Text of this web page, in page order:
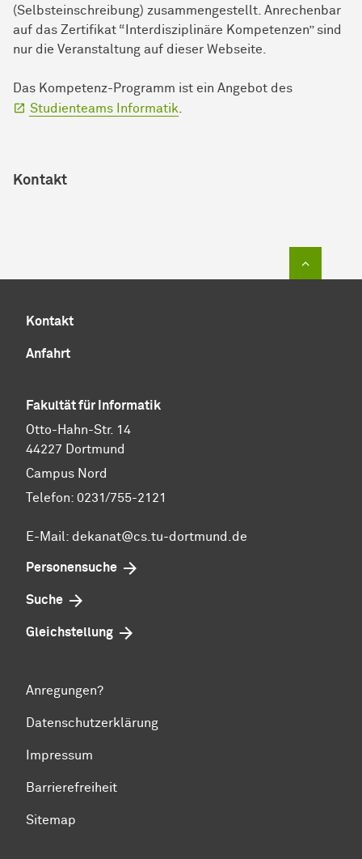
(Selbsteinschreibung) zusammengestellt. Anrechenbar
auf das Zertifikat “Interdisziplinäre Kompetenzen” sind
nur die Veranstaltung auf dieser Webseite.
Das Kompetenz-Programm ist ein Angebot des
Studienteams Informatik.
Kontakt
Kontakt
Anfahrt
Fakultät für Informatik
Otto-Hahn-Str. 14
44227 Dortmund
Campus Nord
Telefon: 0231/755-2121
E-Mail: dekanat@cs.tu-dortmund.de
Personensuche
Suche
Gleichstellung
Anregungen?
Datenschutzerklärung
Impressum
Barrierefreiheit
Sitemap